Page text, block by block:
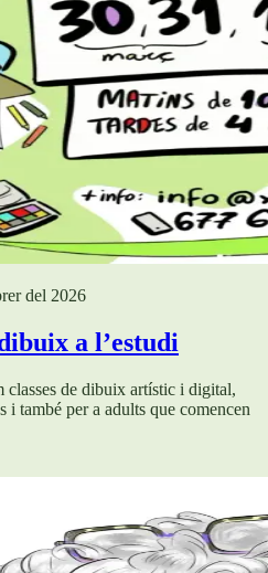
del 2026
a l’estudi
classes de dibuix artístic i digital,
i també per a adults que comencen